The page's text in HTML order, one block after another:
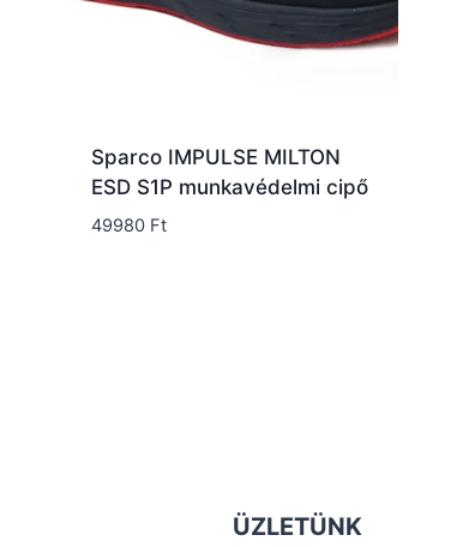
Sparco IMPULSE MILTON
ESD S1P munkavédelmi cipő
49980 Ft
ÜZLETÜNK